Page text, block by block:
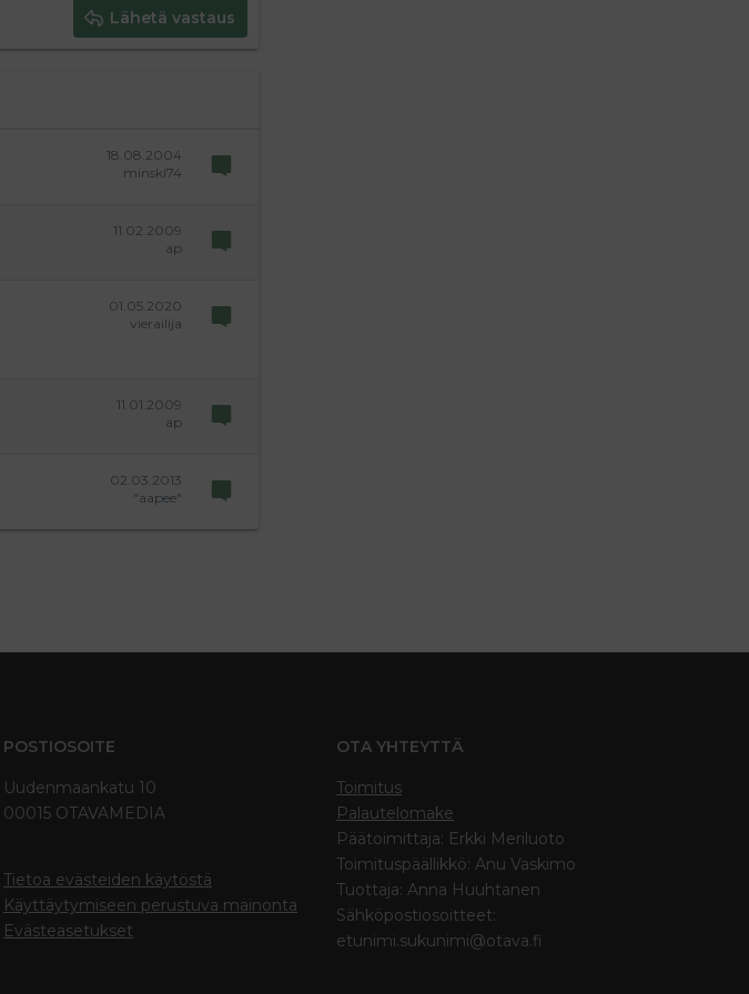
Lähetä vastaus
18.08.2004
minski74
11.02.2009
ap
01.05.2020
vierailija
11.01.2009
ap
02.03.2013
"aapee"
POSTIOSOITE
Uudenmaankatu 10
00015 OTAVAMEDIA
Tietoa evästeiden käytöstä
Käyttäytymiseen perustuva mainonta
Evästeasetukset
OTA YHTEYTTÄ
Toimitus
Palautelomake
Päätoimittaja: Erkki Meriluoto
Toimituspäällikkö: Anu Vaskimo
Tuottaja: Anna Huuhtanen
Sähköpostiosoitteet:
etunimi.sukunimi@otava.fi